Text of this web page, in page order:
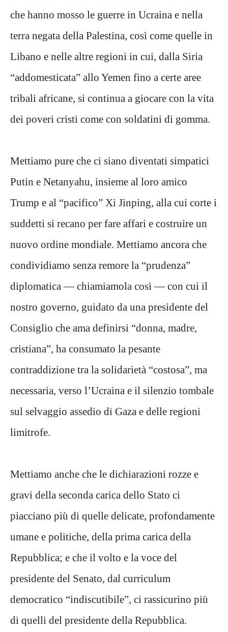
che hanno mosso le guerre in Ucraina e nella
terra negata della Palestina, così come quelle in
Libano e nelle altre regioni in cui, dalla Siria
“addomesticata” allo Yemen fino a certe aree
tribali africane, si continua a giocare con la vita
dei poveri cristi come con soldatini di gomma.
Mettiamo pure che ci siano diventati simpatici
Putin e Netanyahu, insieme al loro amico
Trump e al “pacifico” Xi Jinping, alla cui corte i
suddetti si recano per fare affari e costruire un
nuovo ordine mondiale. Mettiamo ancora che
condividiamo senza remore la “prudenza”
diplomatica — chiamiamola così — con cui il
nostro governo, guidato da una presidente del
Consiglio che ama definirsi “donna, madre,
cristiana”, ha consumato la pesante
contraddizione tra la solidarietà “costosa”, ma
necessaria, verso l’Ucraina e il silenzio tombale
sul selvaggio assedio di Gaza e delle regioni
limitrofe.
Mettiamo anche che le dichiarazioni rozze e
gravi della seconda carica dello Stato ci
piacciano più di quelle delicate, profondamente
umane e politiche, della prima carica della
Repubblica; e che il volto e la voce del
presidente del Senato, dal curriculum
democratico “indiscutibile”, ci rassicurino più
di quelli del presidente della Repubblica.